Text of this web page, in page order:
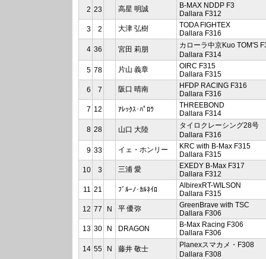
2 23 高星 明誠
B-MAX NDDP F3
Dallara F312
3
2 大津 弘樹
TODA FIGHTEX
Dallara F316
4 36 宮田 莉朋
カローラ中京Kuo TOM'S
Dallara F314
5 78 片山 義章
OIRC F315
Dallara F315
6
7 阪口 晴南
HFDP RACING F316
Dallara F316
7 12 ｱﾚｯｸｽ･ﾊﾟﾛｳ
THREEBOND
Dallara F314
8 28 山口 大陸
タイロクレーシング28号
Dallara F316
9 33 イェ・ホンリー
KRC with B-Max F315
Dallara F315
10
3 三浦 愛
EXEDY B-Max F317
Dallara F312
11 21 ﾌﾞﾙｰﾉ･ｶﾙﾈｲﾛ
AlbirexRT-WILSON
Dallara F315
12 77 N 平 優弥
GreenBrave with TSC
Dallara F306
13 30 N DRAGON
B-Max Racing F306
Dallara F306
14 55 N 藤井 敬士
Planexスマカメ・F308
Dallara F308